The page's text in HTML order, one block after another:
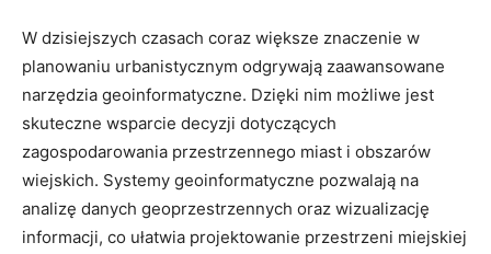
W dzisiejszych czasach coraz⁤ większe znaczenie w⁤
planowaniu urbanistycznym odgrywają zaawansowane
narzędzia geoinformatyczne. ⁢Dzięki nim możliwe jest
skuteczne wsparcie decyzji dotyczących
⁤zagospodarowania przestrzennego miast i obszarów
⁢wiejskich. Systemy geoinformatyczne pozwalają na
analizę danych geoprzestrzennych oraz wizualizację
informacji, co ułatwia projektowanie przestrzeni miejskiej